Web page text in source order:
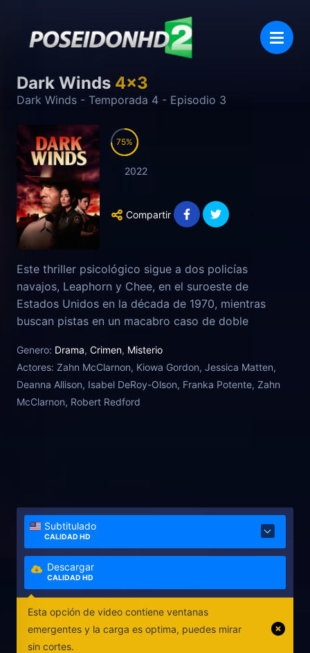
Dark Winds 4x3
Dark Winds - Temporada 4 - Episodio 3
75
2022
Compartir
Este thriller psicológico sigue a dos policías
navajos, Leaphorn y Chee, en el suroeste de
Estados Unidos en la década de 1970, mientras
buscan pistas en un macabro caso de doble
creencias espirituales y a aceptar el trauma de su
pasado.
Genero: Drama, Crimen, Misterio
Actores: Zahn McClarnon, Kiowa Gordon, Jessica Matten,
Deanna Allison, Isabel DeRoy-Olson, Franka Potente, Zahn
McClarnon, Robert Redford
Subtitulado
CALIDAD HD
Descargar
CALIDAD HD
Esta opción de video contiene ventanas
emergentes y la carga es optima, puedes mirar
sin cortes.